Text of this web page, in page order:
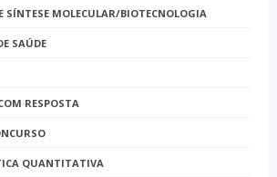
SÍNTESE MOLECULAR/BIOTECNOLOGIA
SAÚDE
RESPOSTA
QUANTITATIVA